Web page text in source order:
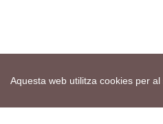
Aquesta web utilitza cookies per al